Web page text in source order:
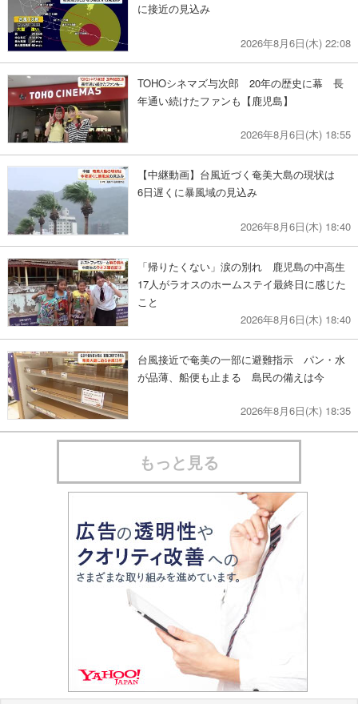
に接近の見込み
2026年8月6日(木) 22:08
TOHOシネマズ与次郎 20年の歴史に幕 長
年通い続けたファンも【鹿児島】
2026年8月6日(木) 18:55
【中継動画】台風近づく奄美大島の現状は
6日遅くに暴風域の見込み
2026年8月6日(木) 18:40
「帰りたくない」涙の別れ 鹿児島の中高生
17人がラオスのホームステイ最終日に感じた
こと
2026年8月6日(木) 18:40
台風接近で奄美の一部に避難指示 パン・水
が品薄、船便も止まる 島民の備えは今
2026年8月6日(木) 18:35
もっと見る